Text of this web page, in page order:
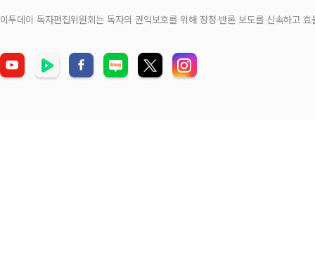
이투데이 독자편집위원회는 독자의 권익보호를 위해 정정‧반론 보도를 신속하고